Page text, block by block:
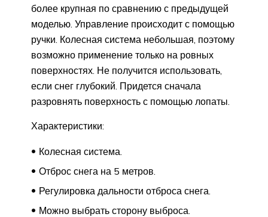
более крупная по сравнению с предыдущей
моделью. Управление происходит с помощью
ручки. Колесная система небольшая, поэтому
возможно применение только на ровных
поверхностях. Не получится использовать,
если снег глубокий. Придется сначала
разровнять поверхность с помощью лопаты.
Характеристики:
Колесная система.
Отброс снега на 5 метров.
Регулировка дальности отброса снега.
Можно выбрать сторону выброса.